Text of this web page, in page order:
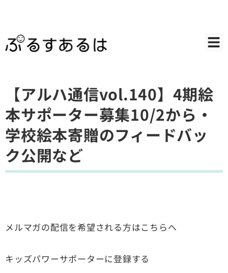
【アルハ通信vol.140】4期絵
本サポーター募集10/2から・
学校絵本寄贈のフィードバッ
ク公開など
メルマガの配信を希望される方はこちらへ
キッズパワーサポーターに登録する